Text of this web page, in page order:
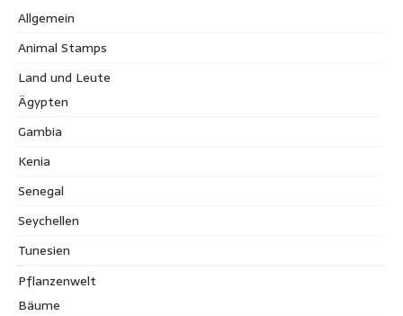
Allgemein
Animal Stamps
Land und Leute
Ägypten
Gambia
Kenia
Senegal
Seychellen
Tunesien
Pflanzenwelt
Bäume